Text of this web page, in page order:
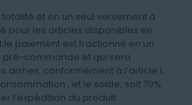
et en un seul versement à
pour les articles disponibles en
paiement est fractionné en un
pré-commande et qui sera
arrhes, conformément à l’article L
, et le solde, soit 70%
l’expédition du produit.